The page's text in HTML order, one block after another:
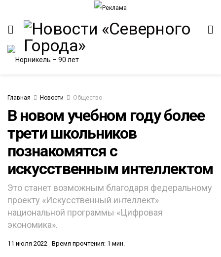
Главная Новости Общество
В новом учебном году более
трети школьников
познакомятся с
искусственным интеллектом
Это станет возможным благодаря федеральному
проекту «Искусственный интеллект»
национальной программы «Цифровая
экономика».
11 июля 2022 Время прочтения: 1 мин.